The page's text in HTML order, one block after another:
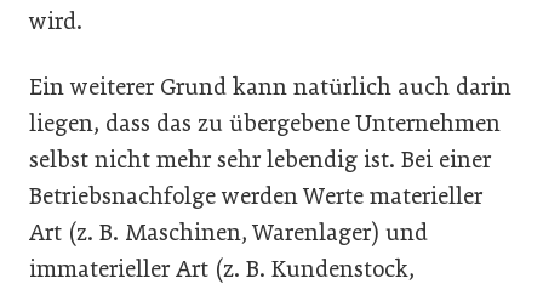
wird.
Ein weiterer Grund kann natürlich auch darin
liegen, dass das zu übergebene Unternehmen
selbst nicht mehr sehr lebendig ist. Bei einer
Betriebsnachfolge werden Werte materieller
Art (z. B. Maschinen, Warenlager) und
immaterieller Art (z. B. Kundenstock,